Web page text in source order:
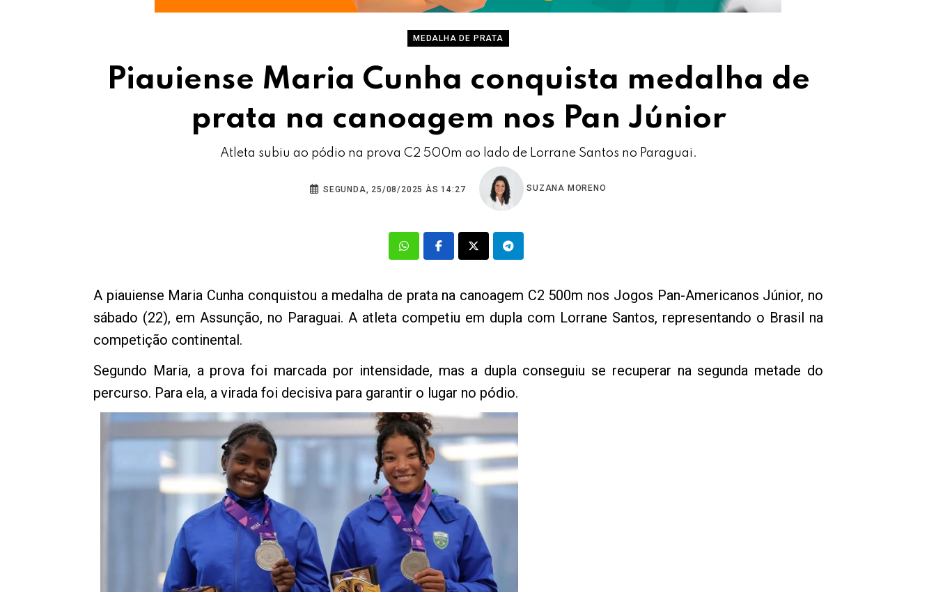
MEDALHA DE PRATA
Piauiense Maria Cunha conquista medalha de
prata na canoagem nos Pan Júnior
Atleta subiu ao pódio na prova C2 500m ao lado de Lorrane Santos no Paraguai.
SEGUNDA, 25/08/2025 ÀS 14:27 SUZANA MORENO
A piauiense Maria Cunha conquistou a medalha de prata na canoagem C2 500m nos Jogos Pan-Americanos Júnior, no
sábado (22), em Assunção, no Paraguai. A atleta competiu em dupla com Lorrane Santos, representando o Brasil na
competição continental.
Segundo Maria, a prova foi marcada por intensidade, mas a dupla conseguiu se recuperar na segunda metade do
percurso. Para ela, a virada foi decisiva para garantir o lugar no pódio.